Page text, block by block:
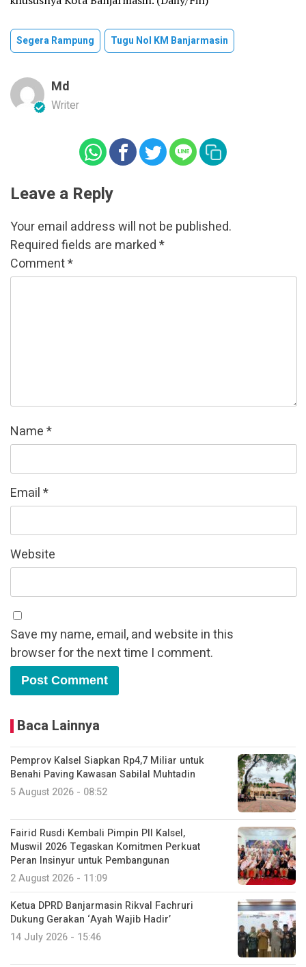
Segera Rampung Tugu Nol KM Banjarmasin
Md
Writer
Leave a Reply
Your email address will not be published.
Required fields are marked*
Comment*
Name*
Email*
Website
Save my name, email, and website in this
browser for the next time I comment.
Baca Lainnya
Pemprov Kalsel Siapkan Rp4,7 Miliar untuk
Benahi Paving Kawasan Sabilal Muhtadin
5 August 2026 - 08:52
Fairid Rusdi Kembali Pimpin PII Kalsel,
Muswil 2026 Tegaskan Komitmen Perkuat
Peran Insinyur untuk Pembangunan
2 August 2026 - 11:09
Ketua DPRD Banjarmasin Rikval Fachruri
Dukung Gerakan ‘Ayah Wajib Hadir’
14 July 2026 - 15:46